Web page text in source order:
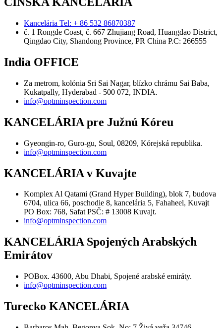
Kancelária Tel: + 86 532 86870387
č. 1 Rongde Coast, č. 667 Zhujiang Road, Huangdao District,
Qingdao City, Shandong Province, PR China Р.С: 266555
India OFFICE
Za metrom, kolónia Sri Sai Nagar, blízko chrámu Sai Baba,
Kukatpally, Hyderabad - 500 072, INDIA.
info@optminspection.com
KANCELÁRIA pre Južnú Kóreu
Gyeongin-ro, Guro-gu, Soul, 08209, Kórejská republika.
info@optminspection.com
KANCELÁRIA v Kuvajte
Komplex Al Qatami (Grand Hyper Building), blok 7, budova
6704, ulica 66, poschodie 8, kancelária 5, Fahaheel, Kuvajt
PO Box: 768, Safat PSČ: # 13008 Kuvajt.
info@optminspection.com
KANCELÁRIA Spojených Arabských
Emirátov
POBox. 43600, Abu Dhabi, Spojené arabské emiráty.
info@optminspection.com
Turecko KANCELÁRIA